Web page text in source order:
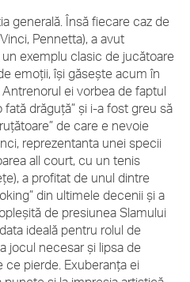
generală. Însă fiecare caz de
Pennetta), a avut
un exemplu clasic de jucătoare
emoții, își găsește acum în
ei vorbea de faptul
drăguță” și i-a fost greu să
de care e nevoie
reprezentanta unei specii
all court, cu un tenis
a profitat de unul dintre
din ultimele decenii și a
de presiunea Slamului
ideală pentru rolul de
jocul necesar și lipsa de
ce pierde. Exuberanța ei